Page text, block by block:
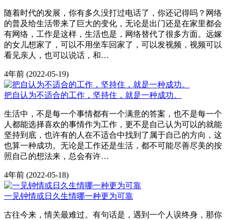
随着时代的发展，你有多久没打过电话了，你还记得吗？网络
的普及给生活带来了巨大的变化，无论是出门还是在家里都会
有网络，工作是这样，生活也是，网络替代了很多方面。远嫁
的女儿想家了，可以不用坐车回家了，可以发视频，视频可以
看见亲人，也可以说话，和…
4年前 (2022-05-19)
把自认为不适合的工作，坚持住，就是一种成功。
生活中，不是每一个事情都有一个满意的答案，也不是每一个
人都能选择喜欢的事情作为工作，更不是自己认为可以的就能
坚持到底，也许有的人在不适合中找到了属于自己的方向，这
也算一种成功。无论是工作还是生活，都不可能尽善尽美的按
照自己的想法来，总会有许…
4年前 (2022-05-18)
一见钟情或日久生情哪一种更为可靠
古往今来，情关最难过。有句话是，遇到一个人误终身，那你